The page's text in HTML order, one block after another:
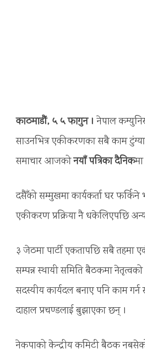
काठमाडौं, ५ ५ फागुन । नेपाल
साउनभित्र एकीकरणका सबै काम
समाचार आजकोनयाँ पत्रिका दैनिक
दसैँको सम्मुखमा कार्यकर्ता घर
एकीकरण प्रक्रिया नै धकेलिएपछि
३ जेठमा पार्टी एकतापछि सबै
सम्पन्न स्थायी समिति बैठकमा
सदस्यीय कार्यदल बनाए पनि काम
दाहाल प्रचण्डलाई बुझाएका छन् ।
नेकपाको केन्द्रीय कमिटी बैठक नबसेको